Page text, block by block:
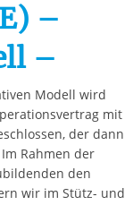
–
–
Modell wird
mit
der dann
Rahmen der
den
wir im Stütz- und